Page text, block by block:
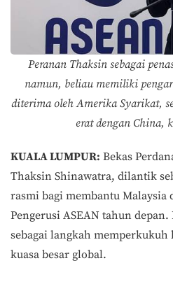
Peranan Thaksin sebagai
namun, beliau memiliki
diterima oleh Amerika Syarikat,
erat dengan China,
KUALA LUMPUR: Bekas
Thaksin Shinawatra, dilantik
rasmi bagi membantu Malaysia
Pengerusi ASEAN tahun
sebagai langkah memperkukuh
kuasa besar global.